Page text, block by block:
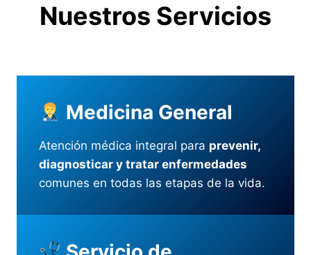
Nuestros Servicios
Medicina General
Atención médica integral para prevenir,
diagnosticar y tratar enfermedades
comunes en todas las etapas de la vida.